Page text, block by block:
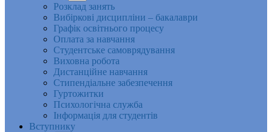
Розклад занять
Вибіркові дисципліни – бакалаври
Графік освітнього процесу
Оплата за навчання
Студентське самоврядування
Виховна робота
Дистанційне навчання
Стипендіальне забезпечення
Гуртожитки
Психологічна служба
Інформація для студентів
Вступнику